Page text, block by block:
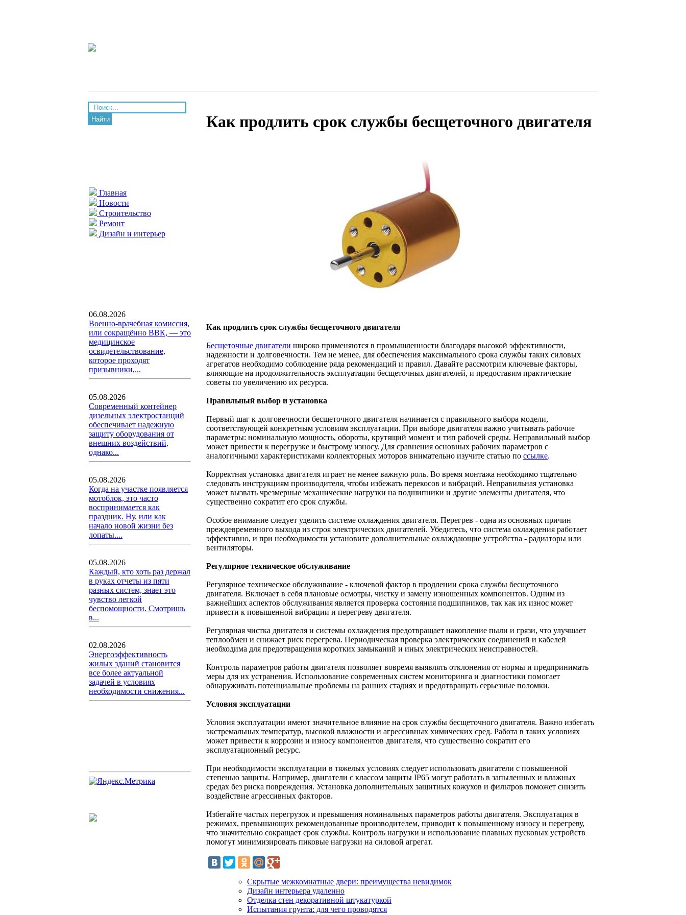
Найти
Главная
Новости
Строительство
Ремонт
Дизайн и интерьер
06.08.2026
Военно-врачебная комиссия,
или сокращённо ВВК, — это
медицинское
освидетельствование,
которое проходят
призывники,...
05.08.2026
Современный контейнер
дизельных электростанций
обеспечивает надежную
защиту оборудования от
внешних воздействий,
однако...
05.08.2026
Когда на участке появляется
мотоблок, это часто
воспринимается как
праздник. Ну, или как
начало новой жизни без
лопаты....
05.08.2026
Каждый, кто хоть раз держал
в руках отчеты из пяти
разных систем, знает это
чувство легкой
беспомощности. Смотришь
в...
02.08.2026
Энергоэффективность
жилых зданий становится
все более актуальной
задачей в условиях
необходимости снижения...
Как продлить срок службы бесщеточного двигателя
Как продлить срок службы бесщеточного двигателя
Бесщеточные двигатели широко применяются в промышленности благодаря высокой эффективности,
надежности и долговечности. Тем не менее, для обеспечения максимального срока службы таких силовых
агрегатов необходимо соблюдение ряда рекомендаций и правил. Давайте рассмотрим ключевые факторы,
влияющие на продолжительность эксплуатации бесщеточных двигателей, и предоставим практические
советы по увеличению их ресурса.
Правильный выбор и установка
Первый шаг к долговечности бесщеточного двигателя начинается с правильного выбора модели,
соответствующей конкретным условиям эксплуатации. При выборе двигателя важно учитывать рабочие
параметры: номинальную мощность, обороты, крутящий момент и тип рабочей среды. Неправильный выбор
может привести к перегрузке и быстрому износу. Для сравнения основных рабочих параметров с
аналогичными характеристиками коллекторных моторов внимательно изучите статью по ссылке.
Корректная установка двигателя играет не менее важную роль. Во время монтажа необходимо тщательно
следовать инструкциям производителя, чтобы избежать перекосов и вибраций. Неправильная установка
может вызвать чрезмерные механические нагрузки на подшипники и другие элементы двигателя, что
существенно сократит его срок службы.
Особое внимание следует уделить системе охлаждения двигателя. Перегрев - одна из основных причин
преждевременного выхода из строя электрических двигателей. Убедитесь, что система охлаждения работает
эффективно, и при необходимости установите дополнительные охлаждающие устройства - радиаторы или
вентиляторы.
Регулярное техническое обслуживание
Регулярное техническое обслуживание - ключевой фактор в продлении срока службы бесщеточного
двигателя. Включает в себя плановые осмотры, чистку и замену изношенных компонентов. Одним из
важнейших аспектов обслуживания является проверка состояния подшипников, так как их износ может
привести к повышенной вибрации и перегреву двигателя.
Регулярная чистка двигателя и системы охлаждения предотвращает накопление пыли и грязи, что улучшает
теплообмен и снижает риск перегрева. Периодическая проверка электрических соединений и кабелей
необходима для предотвращения коротких замыканий и иных электрических неисправностей.
Контроль параметров работы двигателя позволяет вовремя выявлять отклонения от нормы и предпринимать
меры для их устранения. Использование современных систем мониторинга и диагностики помогает
обнаруживать потенциальные проблемы на ранних стадиях и предотвращать серьезные поломки.
Условия эксплуатации
Условия эксплуатации имеют значительное влияние на срок службы бесщеточного двигателя. Важно избегать
экстремальных температур, высокой влажности и агрессивных химических сред. Работа в таких условиях
может привести к коррозии и износу компонентов двигателя, что существенно сократит его
эксплуатационный ресурс.
При необходимости эксплуатации в тяжелых условиях следует использовать двигатели с повышенной
степенью защиты. Например, двигатели с классом защиты IP65 могут работать в запыленных и влажных
средах без риска повреждения. Установка дополнительных защитных кожухов и фильтров поможет снизить
воздействие агрессивных факторов.
Избегайте частых перегрузок и превышения номинальных параметров работы двигателя. Эксплуатация в
режимах, превышающих рекомендованные производителем, приводит к повышенному износу и перегреву,
что значительно сокращает срок службы. Контроль нагрузки и использование плавных пусковых устройств
помогут минимизировать пиковые нагрузки на силовой агрегат.
Скрытые межкомнатные двери: преимущества невидимок
Дизайн интерьера удаленно
Отделка стен декоративной штукатуркой
Испытания грунта: для чего проводятся